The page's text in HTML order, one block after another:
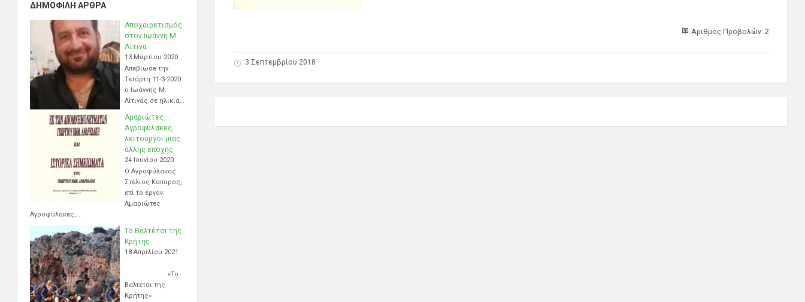
Αριθμός Προβολών: 2
3 Σεπτεμβρίου 2018
ΔΗΜΟΦΙΛΉ ΆΡΘΡΑ
Αποχαιρετισμός
στον Ιωάννη Μ.
Λίτινα
13 Μαρτίου 2020
Απεβίωσε την
Τετάρτη 11-3-2020
ο Ιωάννης Μ.
Λίτινας σε ηλικία…
Αμαριώτες
Αγροφύλακες,
λειτουργοί μιας
άλλης εποχής
24 Ιουνίου 2020
Ο Αγροφύλακας
Στέλιος Καπαρός,
επί το έργον.
Αμαριώτες
Αγροφύλακες,…
Το Βαλτέτσι της
Κρήτης.
18 Απριλίου 2021
«Το
Βαλτέτσι της
Κρήτης»